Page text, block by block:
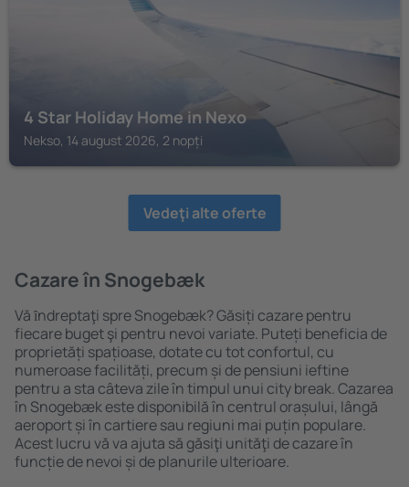
4 Star Holiday Home in Nexo
Nekso, 14 august 2026, 2 nopți
Vedeţi alte oferte
Cazare în Snogebæk
Vă ȋndreptaţi spre Snogebæk? Găsiți cazare pentru
fiecare buget şi pentru nevoi variate. Puteți beneficia de
proprietăți spațioase, dotate cu tot confortul, cu
numeroase facilități, precum și de pensiuni ieftine
pentru a sta câteva zile în timpul unui city break. Cazarea
în Snogebæk este disponibilă în centrul orașului, lângă
aeroport și în cartiere sau regiuni mai puțin populare.
Acest lucru vă va ajuta să găsiţi unităţi de cazare în
funcție de nevoi și de planurile ulterioare.